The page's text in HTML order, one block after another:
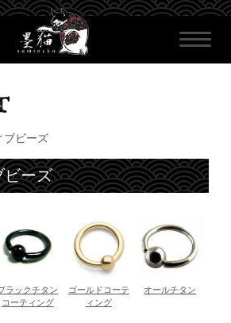
ブビーズ
ビーズ
ラックチタン
コーティング
ゴールドコーテ
ィング
オールチタン